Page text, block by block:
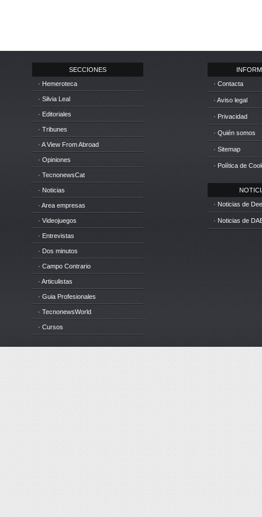
SECCIONES
· Hemeroteca
· Silvia Leal
· Editoriales
· Tribunes
· A View From Abroad
· Opiniones
· TecnonewsCat
· Noticias
· Area empresas
· Videojuegos
· Entrevistas
· Dos minutos
· Campo Contrario
· Articulistas
· Guia Profesionales
· TecnonewsWorld
· Cursos
· Contacta
· Aviso legal
· Privacidad
· Quién somos
· Sitemap
· Política de
· Noticias de
· Noticias de